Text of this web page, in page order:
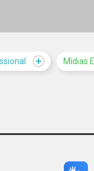
Mídias